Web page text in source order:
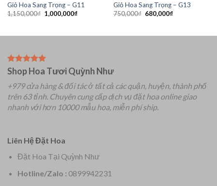
Giỏ Hoa Sang Trọng – G11
1,150,000₫ Giá
gốc
1,000,000₫Giá
1,000,000₫.
Giỏ Hoa Sang Trọng – G13
750,000₫ Giá
680,000₫Giá
680,000₫.
Shop Hoa Tươi Quỳnh Như
+979 cửa hàng & đối tác ở tất cả các quận, huyện, thành phố
trên 63 tỉnh. Chuyên cung cấp dịch vụ đặt hoa online giao
nhanh với hơn 10000 mẫu hoa, miễn phí ship.
Liên Hệ Đặt Hoa
Đặt Hoa Tại Quỳnh Như
Hotline/Zalo : 0899942231